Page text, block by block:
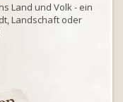
Land und Volk - ein
Landschaft oder